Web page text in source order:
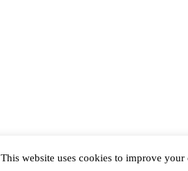
This website uses cookies to improve